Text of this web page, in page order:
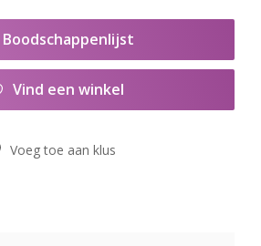
Boodschappenlijst
Vind een winkel
Voeg toe aan klus